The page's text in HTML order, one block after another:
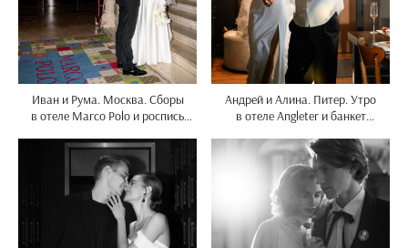
Иван и Рума. Москва. Сборы
в отеле Marco Polo и роспись
Андрей и Алина. Питер. Утро
в отеле Angleter и банкет